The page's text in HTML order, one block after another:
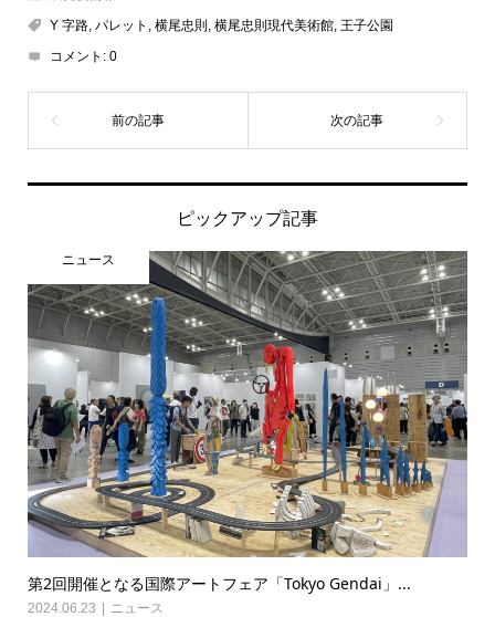
Y 字路, パレット , 横尾忠則 , 横尾忠則現代美術館, 王子公園
コメント: 0
ピックアップ記事
ニュース
第2回開催となる国際アートフェア「Tokyo Gendai」...
2024.06.23 ニュース